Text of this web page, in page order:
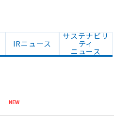
IRニュース
サステナビリ
ティ
ニュース